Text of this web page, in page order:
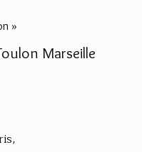
»
Marseille